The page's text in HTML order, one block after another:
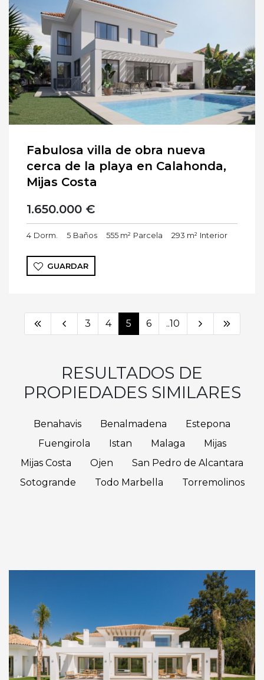
Fabulosa villa de obra nueva
cerca de la playa en Calahonda,
Mijas Costa
1.650.000 €
4 Dorm. 5 Baños 555 m² Parcela 293 m² Interior
GUARDAR
3 4 5 6 ..10
RESULTADOS DE
PROPIEDADES SIMILARES
Benahavis Benalmadena
Estepona
Fuengirola
Istan Malaga
Mijas
Mijas Costa
Ojen
San Pedro de Alcantara
Sotogrande
Todo Marbella Torremolinos